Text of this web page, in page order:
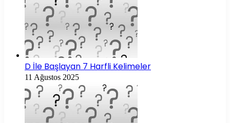
D İle Başlayan 7 Harfli Kelimeler
11 Ağustos 2025